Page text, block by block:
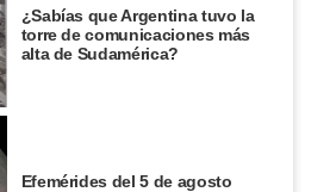
¿Sabías que Argentina tuvo la
torre de comunicaciones más
alta de Sudamérica?
Efemérides del 5 de agosto